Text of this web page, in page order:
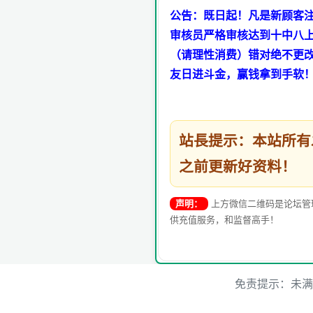
公告：既日起！凡是新顾客
审核员严格审核达到十中八
（请理性消费）错对绝不
友日进斗金，赢钱拿到手软
站長提示：本站所
之前更新好资料！
声明：
上方微信二维码是论坛
供充值服务，和监督高手！
免责提示：未